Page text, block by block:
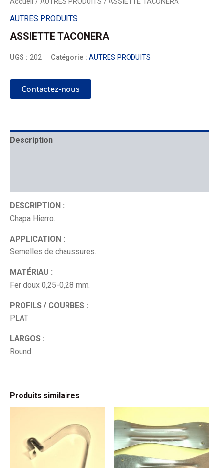
AUTRES PRODUITS
ASSIETTE TACONERA
UGS : 202 Catégorie : AUTRES PRODUITS
Contactez-nous
Description
DESCRIPTION :
Chapa Hierro.
APPLICATION :
Semelles de chaussures.
MATÉRIAU :
Fer doux 0,25-0,28 mm.
PROFILS / COURBES :
PLAT
LARGOS :
Round
Produits similaires